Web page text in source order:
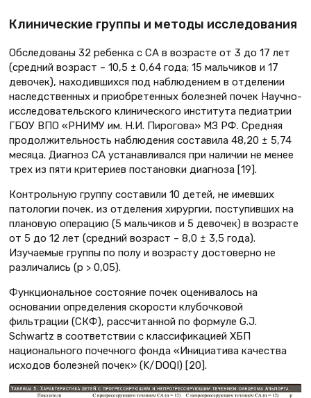
Клинические группы и методы исследования
Обследованы 32 ребенка с СА в возрасте от 3 до 17 лет
(средний возраст – 10,5 ± 0,64 года; 15 мальчиков и 17
девочек), находившихся под наблюдением в отделении
наследственных и приобретенных болезней почек Научно-
исследовательского клинического института педиатрии
ГБОУ ВПО «РНИМУ им. Н.И. Пирогова» МЗ РФ. Средняя
продолжительность наблюдения составила 48,20 ± 5,74
месяца. Диагноз СА устанавливался при наличии не менее
трех из пяти критериев постановки диагноза [19].
Контрольную группу составили 10 детей, не имевших
патологии почек, из отделения хирургии, поступивших на
плановую операцию (5 мальчиков и 5 девочек) в возрасте
от 5 до 12 лет (средний возраст – 8,0 ± 3,5 года).
Изучаемые группы по полу и возрасту достоверно не
различались (р > 0,05).
Функциональное состояние почек оценивалось на
основании определения скорости клубочковой
фильтрации (СКФ), рассчитанной по формуле G.J.
Schwartz в соответствии с классификацией ХБП
национального почечного фонда «Инициатива качества
исходов болезней почек» (K/DOQI) [20].